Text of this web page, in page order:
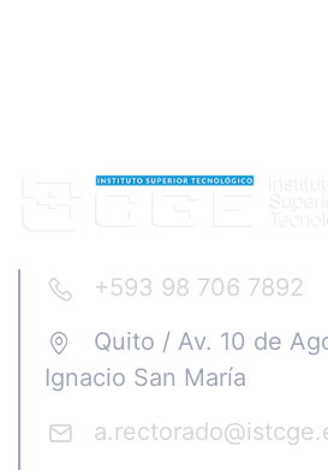
+593 98 706 7892
Quito / Av. 10 de
Ignacio San María